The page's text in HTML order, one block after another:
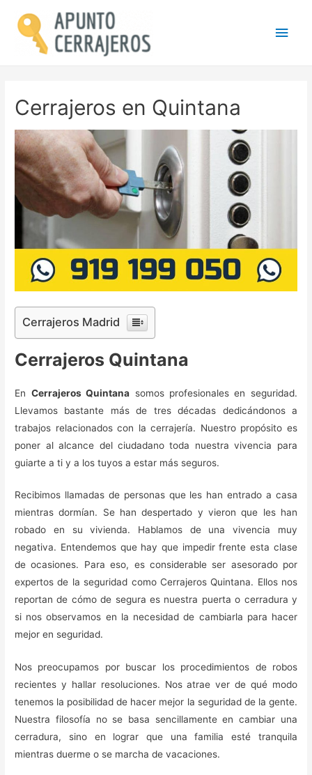
Cerrajeros en Quintana
Cerrajeros Madrid
Cerrajeros Quintana
En Cerrajeros Quintana somos profesionales en seguridad.
Llevamos bastante más de tres décadas dedicándonos a
trabajos relacionados con la cerrajería. Nuestro propósito es
poner al alcance del ciudadano toda nuestra vivencia para
guiarte a ti y a los tuyos a estar más seguros.
Recibimos llamadas de personas que les han entrado a casa
mientras dormían. Se han despertado y vieron que les han
robado en su vivienda. Hablamos de una vivencia muy
negativa. Entendemos que hay que impedir frente esta clase
de ocasiones. Para eso, es considerable ser asesorado por
expertos de la seguridad como Cerrajeros Quintana. Ellos nos
reportan de cómo de segura es nuestra puerta o cerradura y
si nos observamos en la necesidad de cambiarla para hacer
mejor en seguridad.
Nos preocupamos por buscar los procedimientos de robos
recientes y hallar resoluciones. Nos atrae ver de qué modo
tenemos la posibilidad de hacer mejor la seguridad de la gente.
Nuestra filosofía no se basa sencillamente en cambiar una
cerradura, sino en lograr que una familia esté tranquila
mientras duerme o se marcha de vacaciones.